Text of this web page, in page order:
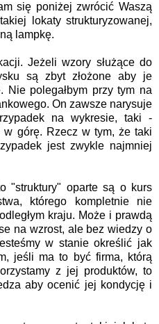
się poniżej zwrócić Waszą
lokaty strukturyzowanej,
lampkę.
Jeżeli wzory służące do
są zbyt złożone aby je
Nie polegałbym przy tym na
On zawsze narysuje
na wykresie, taki -
górę. Rzecz w tym, że taki
jest zwykle najmniej
"struktury" oparte są o kurs
którego kompletnie nie
kraju. Może i prawdą
na wzrost, ale bez wiedzy o
w stanie określić jak
jeśli ma to być firma, którą
z jej produktów, to
aby ocenić jej kondycję i